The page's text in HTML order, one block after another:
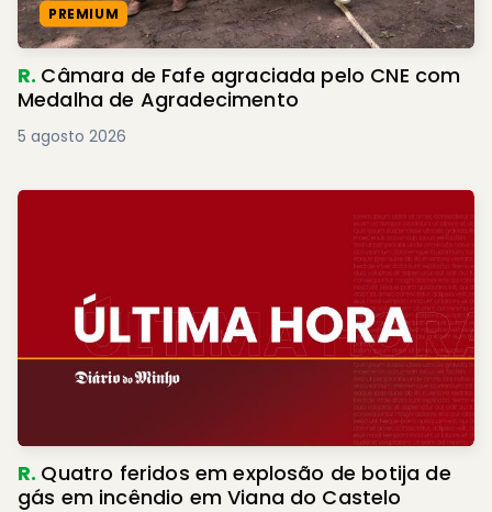
PREMIUM
R. Câmara de Fafe agraciada pelo CNE com
Medalha de Agradecimento
5 agosto 2026
R. Quatro feridos em explosão de botija de
gás em incêndio em Viana do Castelo